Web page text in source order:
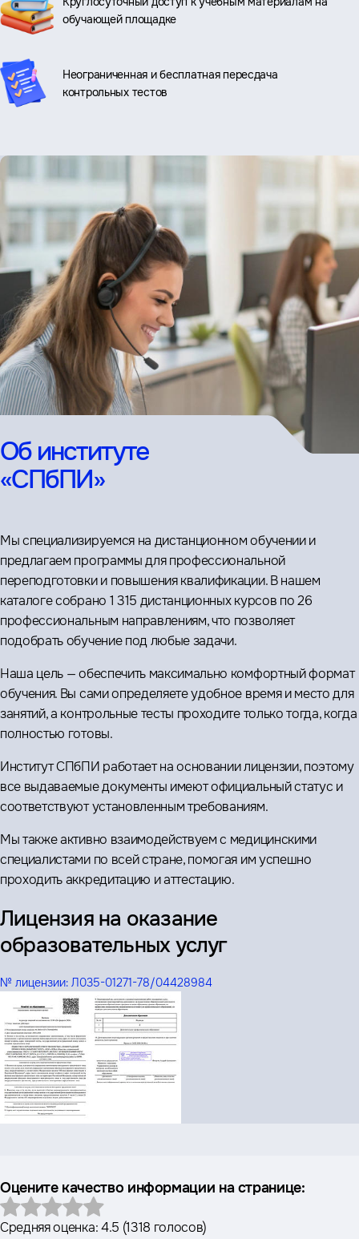
обучающей площадке
Неограниченная и бесплатная пересдача
контрольных тестов
Об институте
«СПбПИ»
Мы специализируемся на дистанционном обучении и
предлагаем программы для профессиональной
переподготовки и повышения квалификации. В нашем
каталоге собрано 1 315 дистанционных курсов по 26
профессиональным направлениям, что позволяет
подобрать обучение под любые задачи.
Наша цель — обеспечить максимально комфортный формат
обучения. Вы сами определяете удобное время и место для
занятий, а контрольные тесты проходите только тогда, когда
полностью готовы.
Институт СПбПИ работает на основании лицензии, поэтому
все выдаваемые документы имеют официальный статус и
соответствуют установленным требованиям.
Мы также активно взаимодействуем с медицинскими
специалистами по всей стране, помогая им успешно
проходить аккредитацию и аттестацию.
Лицензия на оказание
образовательных услуг
№ лицензии: Л035-01271-78/04428984
Оцените качество информации на странице:
Средняя оценка:4.5 (1318 голосов)